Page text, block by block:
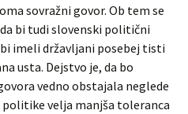
sovražni govor. Ob tem se
bi tudi slovenski politični
imeli državljani posebej tisti
usta. Dejstvo je, da bo
vedno obstajala neglede
politike velja manjša toleranca